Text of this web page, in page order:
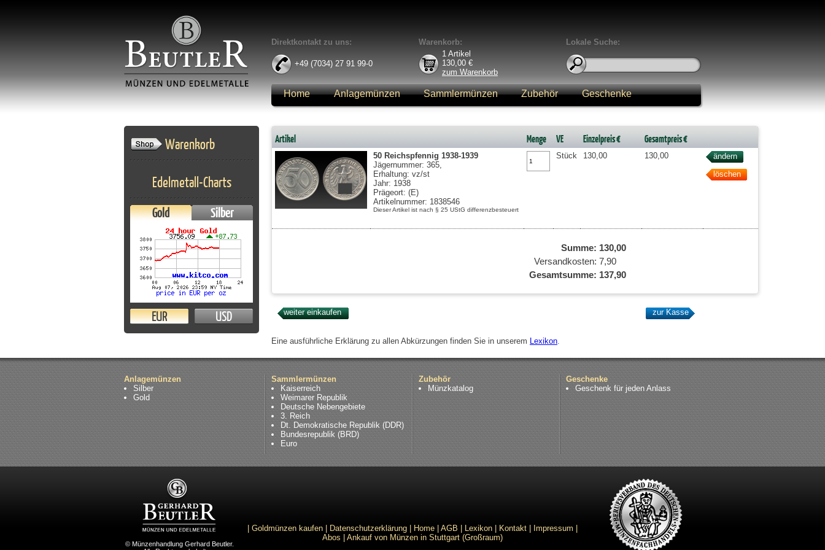
Direktkontakt zu uns:
+49 (7034) 27 91 99-0
Warenkorb:
1 Artikel
130,00 €
zum Warenkorb
Lokale Suche:
Home Anlagemünzen Sammlermünzen Zubehör Geschenke
Warenkorb
Edelmetall-Charts
Gold Silber
EUR USD
Artikel Menge VE Einzelpreis € Gesamtpreis €
50 Reichspfennig 1938-1939
Jägernummer: 365,
Erhaltung: vz/st
Jahr: 1938
Prägeort: (E)
Artikelnummer: 1838546
Dieser Artikel ist nach § 25 UStG differenzbesteuert
Stück 130,00 130,00
Summe: 130,00
Versandkosten: 7,90
Gesamtsumme: 137,90
Eine ausführliche Erklärung zu allen Abkürzungen finden Sie in unserem Lexikon
Anlagemünzen
Silber
Gold
Sammlermünzen
Kaiserreich
Weimarer Republik
Deutsche Nebengebiete
3. Reich
Dt. Demokratische Republik (DDR)
Bundesrepublik (BRD)
Euro
Zubehör
Münzkatalog
Geschenke
Geschenk für jeden Anlass
© Münzenhandlung Gerhard Beutler.
Goldmünzen kaufen Datenschutzerklärung Home AGB Lexikon Kontakt Impressum
Abos
Ankauf von Münzen in Stuttgart (Großraum)